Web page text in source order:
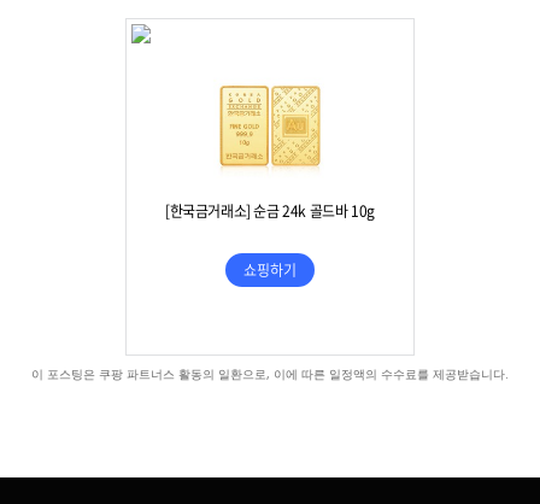
이 포스팅은 쿠팡 파트너스 활동의 일환으로, 이에 따른 일정액의 수수료를 제공받습니다.